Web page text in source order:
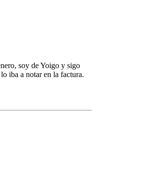
soy de Yoigo y sigo
iba a notar en la factura.